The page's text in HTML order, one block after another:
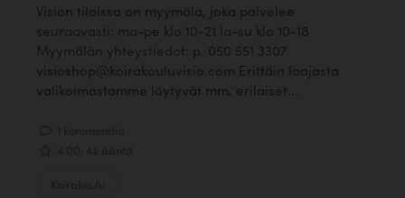
Vision tiloissa on myymälä, joka palvelee
seuraavasti: ma-pe klo 10-21 la-su klo 10-18
Myymälän yhteystiedot: p. 050 551 3307
visioshop@koirakouluvisio.com Erittäin laajasta
valikoimastamme löytyvät mm. erilaiset...